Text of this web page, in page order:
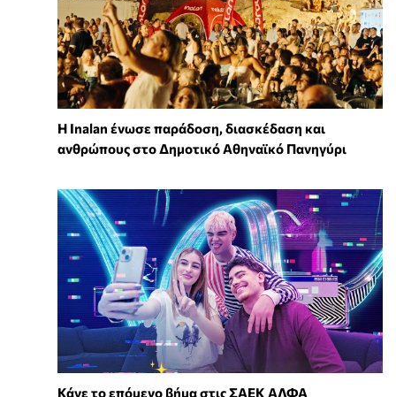
Η Inalan ένωσε παράδοση, διασκέδαση και
ανθρώπους στο Δημοτικό Αθηναϊκό Πανηγύρι
Κάνε το επόμενο βήμα στις ΣΑΕΚ ΑΛΦΑ